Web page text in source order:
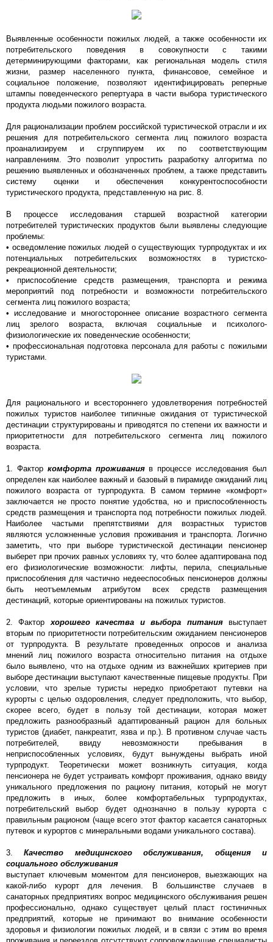
Выявленные особенности пожилых людей, а также особенности их
потребительского поведения в совокупности с такими
детерминирующими факторами, как региональная модель стиля
жизни, размер населенного пункта, финансовое, семейное и
социальное положение, позволяют идентифицировать реперные
штампы поведенческого репертуара в части выбора туристического
продукта людьми пожилого возраста.
Для рационализации проблем российской туристической отрасли и их
решения для потребительского сегмента лиц пожилого возраста
проанализируем и сгруппируем их по соответствующим
направлениям. Это позволит упростить разработку алгоритма по
решению выявленных и обозначенных проблем, а также представить
систему оценки и обеспечения конкурентоспособности
туристического продукта, представленную на рис. 8.
В процессе исследования старшей возрастной категории
потребителей туристических продуктов были выявлены следующие
проблемы:
• осведомление пожилых людей о существующих турпродуктах и их
потенциальных потребительских возможностях в туристско-
рекреационной деятельности;
• приспособление средств размещения, транспорта и режима
мероприятий под потребности и возможности потребительского
сегмента лиц пожилого возраста;
• исследование и многостороннее описание возрастного сегмента
лиц зрелого возраста, включая социальные и психолого-
физиологические их поведенческие особенности;
• профессиональная подготовка персонала для работы с пожилыми
туристами.
Для рационального и всестороннего удовлетворения потребностей
пожилых туристов наиболее типичные ожидания от туристической
дестинации структурированы и приводятся по степени их важности и
приоритетности для потребительского сегмента лиц пожилого
возраста.
1. Фактор комфорта проживанияв процессе исследования был
определен как наиболее важный и базовый в пирамиде ожиданий лиц
пожилого возраста от турпродукта. В самом термине «комфорт»
заключается не просто понятие удобства, но и приспособленность
средств размещения и транспорта под потребности пожилых людей.
Наиболее частыми препятствиями для возрастных туристов
являются усложненные условия проживания и транспорта. Логично
заметить, что при выборе туристической дестинации пенсионер
выберет при прочих равных условиях ту, что более адаптирована под
его физиологические возможности: лифты, перила, специальные
приспособления для частично недееспособных пенсионеров должны
быть неотъемлемым атрибутом всех средств размещения
дестинаций, которые ориентированы на пожилых туристов.
2. Фактор хорошего качества и выбора питаниявыступает
вторым по приоритетности потребительским ожиданием пенсионеров
от турпродукта. В результате проведенных опросов и анализа
мнений лиц пожилого возраста относительно питания на отдыхе
было выявлено, что на отдыхе одним из важнейших критериев при
выборе дестинации выступают качественные пищевые продукты. При
условии, что зрелые туристы нередко приобретают путевки на
курорты с целью оздоровления, следует предположить, что выбор,
скорее всего, будет в пользу той дестинации, которая может
предложить разнообразный адаптированный рацион для больных
туристов (диабет, панкреатит, язва и пр.). В противном случае часть
потребителей, ввиду невозможности пребывания в
неприспособленных условиях, будут вынуждены выбрать иной
турпродукт. Теоретически может возникнуть ситуация, когда
пенсионера не будет устраивать комфорт проживания, однако ввиду
уникального предложения по рациону питания, который не могут
предложить в иных, более комфортабельных турпродуктах,
потребительский выбор будет однозначно в пользу курорта с
правильным рационом (чаще всего этот фактор касается санаторных
путевок и курортов с минеральными водами уникального состава).
3.Качество медицинского обслуживания, общения и
социального обслуживания
выступает ключевым моментом для пенсионеров, выезжающих на
какой-либо курорт для лечения. В большинстве случаев в
санаторных предприятиях вопрос медицинского обслуживания решен
профессионально, однако существует целый пласт гостиничных
предприятий, которые не принимают во внимание особенности
здоровья и физиологии пожилых людей, и в связи с этим во время
проживания и переездов отсутствуют сопровождающие специалисты